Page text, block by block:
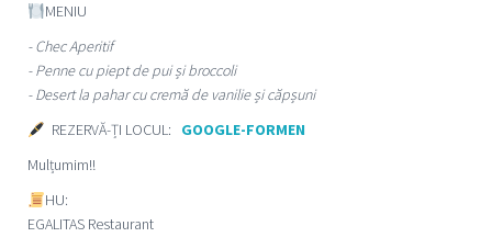
MENIU
- Chec Aperitif
- Penne cu piept de pui și broccoli
- Desert la pahar cu cremă de vanilie și căpșuni
REZERVĂ-ȚI LOCUL: GOOGLE-FORMEN
Mulțumim!!
HU:
EGALITAS Restaurant